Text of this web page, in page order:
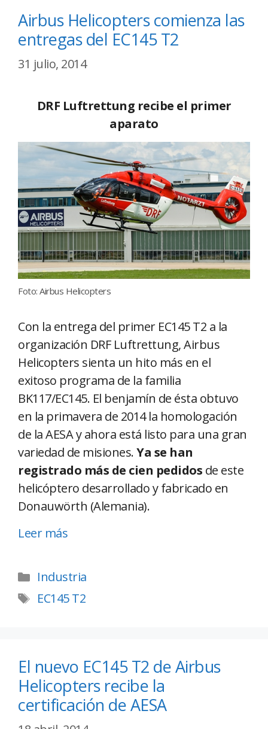
Airbus Helicopters comienza las
entregas del EC145 T2
31 julio, 2014
DRF Luftrettung recibe el primer
aparato
Foto: Airbus Helicopters
Con la entrega del primer EC145 T2 a la
organización DRF Luftrettung, Airbus
Helicopters sienta un hito más en el
exitoso programa de la familia
BK117/EC145. El benjamín de ésta obtuvo
en la primavera de 2014 la homologación
de la AESA y ahora está listo para una gran
variedad de misiones.Ya se han
registrado más de cien pedidos de este
helicóptero desarrollado y fabricado en
Donauwörth (Alemania).
Leer más
Industria
EC145 T2
El nuevo EC145 T2 de Airbus
Helicopters recibe la
certificación de AESA